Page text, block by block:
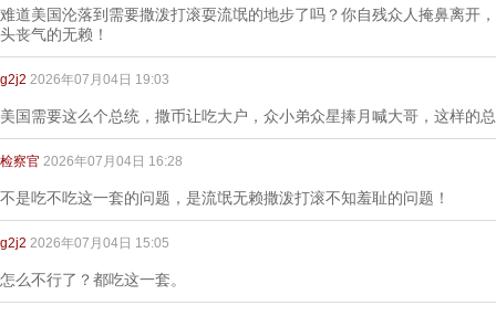
难道美国沦落到需要撒泼打滚耍流氓的地步了吗？你自残众人掩鼻离开
头丧气的无赖！
g2j2 2026年07月04日 19:03
美国需要这么个总统，撒币让吃大户，众小弟众星捧月喊大哥，这样的
检察官 2026年07月04日 16:28
不是吃不吃这一套的问题，是流氓无赖撒泼打滚不知羞耻的问题！
g2j2 2026年07月04日 15:05
怎么不行了？都吃这一套。